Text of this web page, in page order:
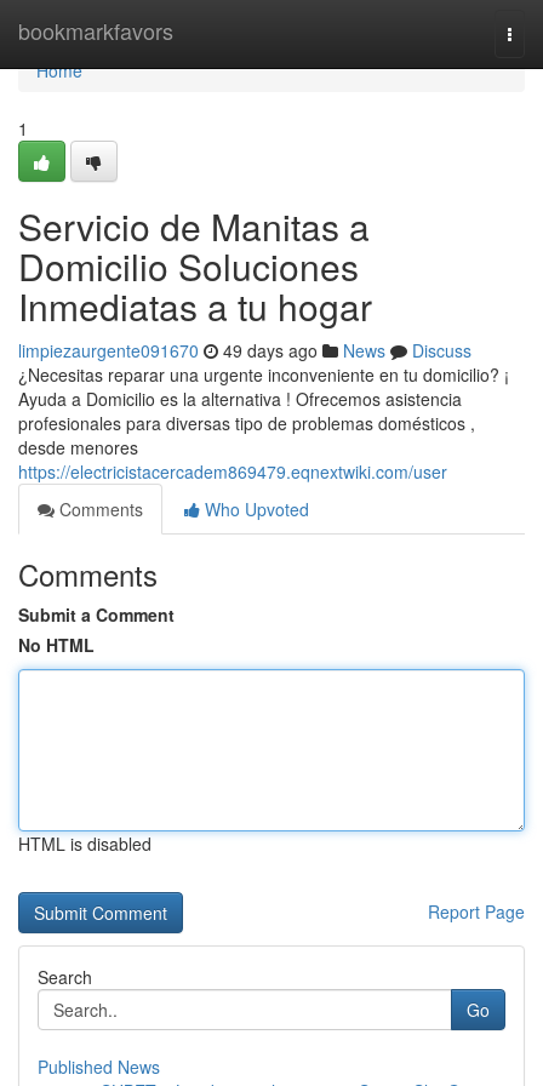
bookmarkfavors
Home
Home
1
Servicio de Manitas a
Domicilio Soluciones
Inmediatas a tu hogar
limpiezaurgente091670 49 days ago News
Discuss
¿Necesitas reparar una urgente inconveniente en tu domicilio? ¡
Ayuda a Domicilio es la alternativa ! Ofrecemos asistencia
profesionales para diversas tipo de problemas domésticos ,
desde menores
https://electricistacercadem869479.eqnextwiki.com/user
Comments
Who Upvoted
Comments
Submit a Comment
No HTML
HTML is disabled
Report Page
Search
Go
Published News